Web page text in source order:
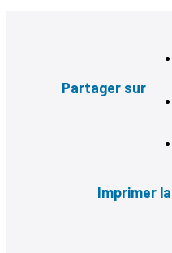
Partager sur
Imprimer